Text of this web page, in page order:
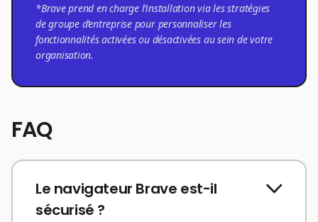
*Brave prend en charge l’installation via les stratégies
de groupe d’entreprise pour personnaliser les
fonctionnalités activées ou désactivées au sein de votre
organisation.
FAQ
Le navigateur Brave est-il
sécurisé ?